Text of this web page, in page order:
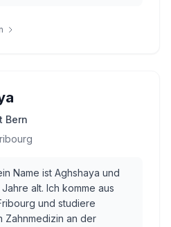
Bern
Name ist Aghshaya und
alt. Ich komme aus
und studiere
Zahnmedizin an der